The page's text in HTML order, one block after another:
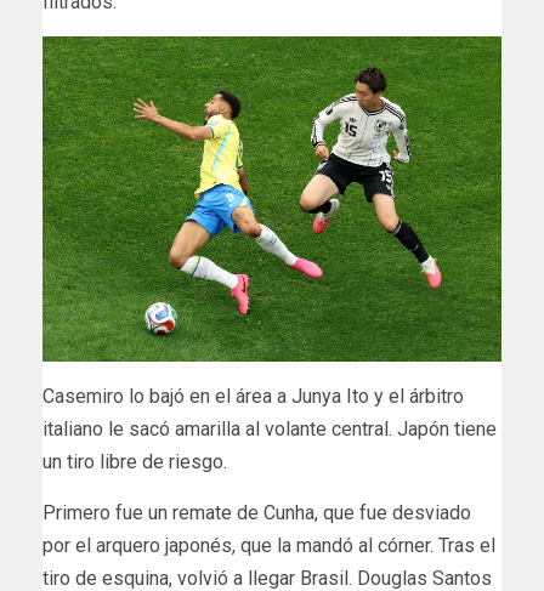
Casemiro lo bajó en el área a Junya Ito y el árbitro
italiano le sacó amarilla al volante central. Japón tiene
un tiro libre de riesgo.
Primero fue un remate de Cunha, que fue desviado
por el arquero japonés, que la mandó al córner. Tras el
tiro de esquina, volvió a llegar Brasil. Douglas Santos